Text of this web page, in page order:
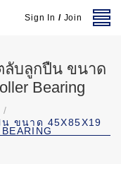
Sign In / Join
ลับลูกปืน ขนาด
Bearing
/
ขนาด 45X85X19